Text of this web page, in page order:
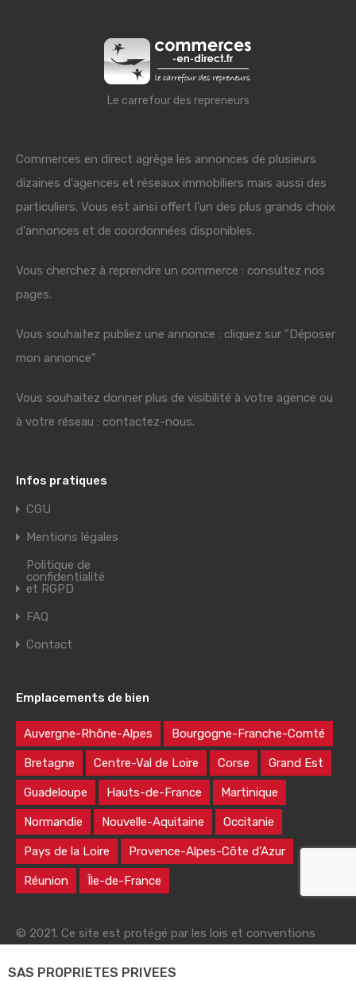
Le carrefour des repreneurs
Commerces en direct agrège les annonces de plusieurs
dizaines d'agences et réseaux immobiliers mais aussi des
particuliers. Vous est ainsi offert l'un des plus grands choix
d'annonces et de coordonnées disponibles.
Vous cherchez à reprendre un commerce : consultez nos
pages.
Vous souhaitez publiez une annonce : cliquez sur "Déposer
mon annonce"
Vous souhaitez donner plus de visibilité à votre agence ou
à votre réseau : contactez-nous.
Infos pratiques
CGU
Mentions légales
Politique de
confidentialité
et RGPD
FAQ
Contact
Emplacements de bien
Auvergne-Rhône-Alpes Bourgogne-Franche-Comté
Bretagne Centre-Val de Loire Corse Grand Est
Guadeloupe Hauts-de-France Martinique
Normandie Nouvelle-Aquitaine Occitanie
Pays de la Loire Provence-Alpes-Côte d’Azur
Réunion Île-de-France
© 2021. Ce site est protégé par les lois et conventions
SAS PROPRIETES PRIVEES